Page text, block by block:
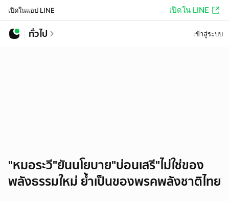
เปิดในแอป LINE เปิดใน LINE
ทั่วไป เข้าสู่ระบบ
"หมอระวี"ยันนโยบาย"บ่อนเสรี"ไม่ใช่ของ
พลังธรรมใหม่ ย้ำเป็นของพรคพลังชาติไทย